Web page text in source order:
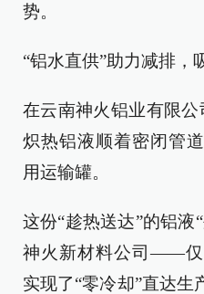
势。
“铝水直供”助力减排，
在云南神火铝业有限
炽热铝液顺着密闭管
用运输罐。
这份“趁热送达”的铝液
神火新材料公司——仅
实现了“零冷却”直达生